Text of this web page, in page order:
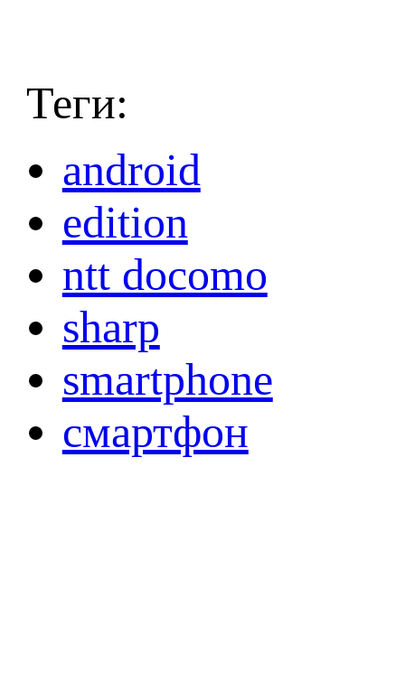
Теги:
android
edition
ntt docomo
sharp
smartphone
смартфон